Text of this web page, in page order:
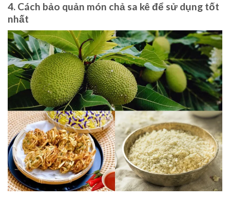
4. Cách bảo quản món chả sa kê để sử dụng tốt
nhất